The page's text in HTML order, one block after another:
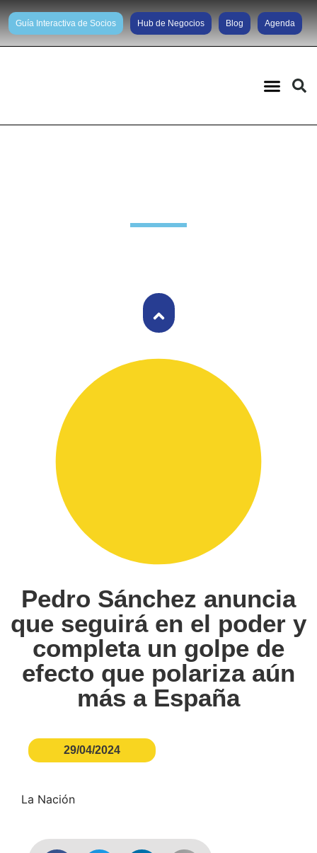
Guía Interactiva de Socios Hub de Negocios Blog Agenda
Pedro Sánchez anuncia
que seguirá en el poder y
completa un golpe de
efecto que polariza aún
más a España
29/04/2024
La Nación